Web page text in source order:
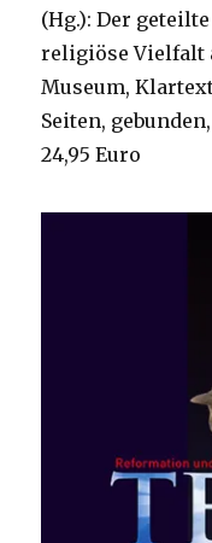
(Hg.): Der
religiöse Vielfalt
Museum,
Seiten, gebunden,
24,95 Euro